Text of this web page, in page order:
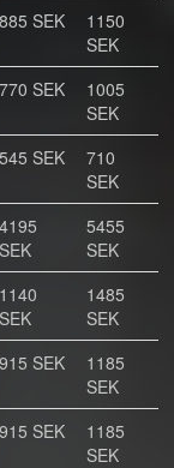
885 SEK
1150
SEK
770 SEK
1005
SEK
545 SEK
710
SEK
4195
SEK
5455
SEK
1140
SEK
1485
SEK
915 SEK
1185
SEK
915 SEK
1185
SEK